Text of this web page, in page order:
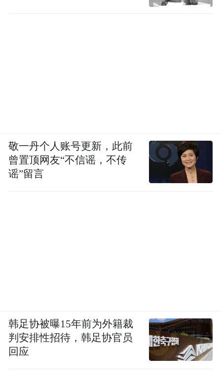
敬一丹个人账号更新，此前
曾置顶网友“不信谣，不传
谣”留言
韩足协被曝15年前为外籍裁
判安排性招待，韩足协官员
回应